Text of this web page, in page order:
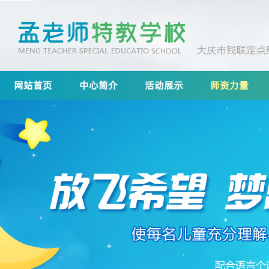
网站首页 中心简介 活动展示 师资力量